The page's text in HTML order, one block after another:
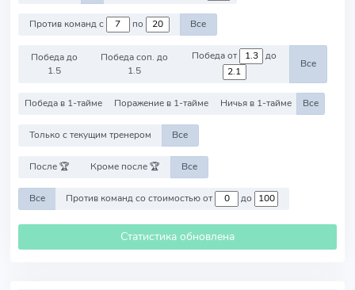
Против команд с по Все
Победа до
1.5
Победа соп. до
1.5
Победа от до
Все
Победа в 1-тайме Поражение в 1-тайме Ничья в 1-тайме Все
Только с текущим тренером Все
После 🏆 Кроме после 🏆 Все
Все Против команд со стоимостью от до
Статистика обновлена